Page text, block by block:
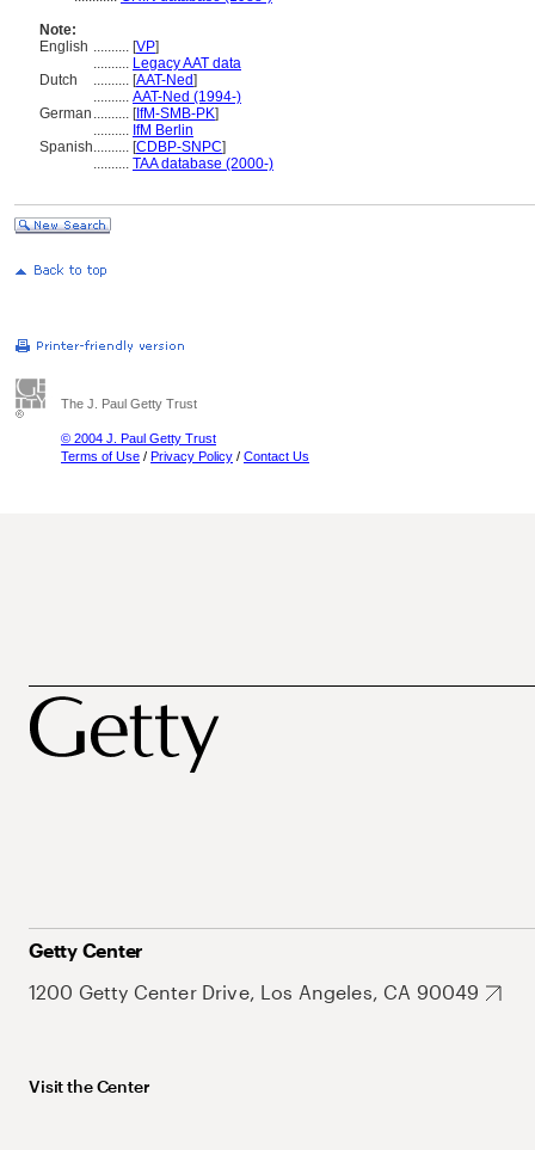
Note:
English .......... [VP]
.......... Legacy AAT data
Dutch
.......... [AAT-Ned]
.......... AAT-Ned (1994-)
German .......... [IfM-SMB-PK]
.......... IfM Berlin
Spanish.......... [CDBP-SNPC]
.......... TAA database (2000-)
The J. Paul Getty Trust
© 2004 J. Paul Getty Trust
Terms of Use / Privacy Policy / Contact Us
Getty Center
1200 Getty Center Drive, Los Angeles, CA 90049
Visit the Center